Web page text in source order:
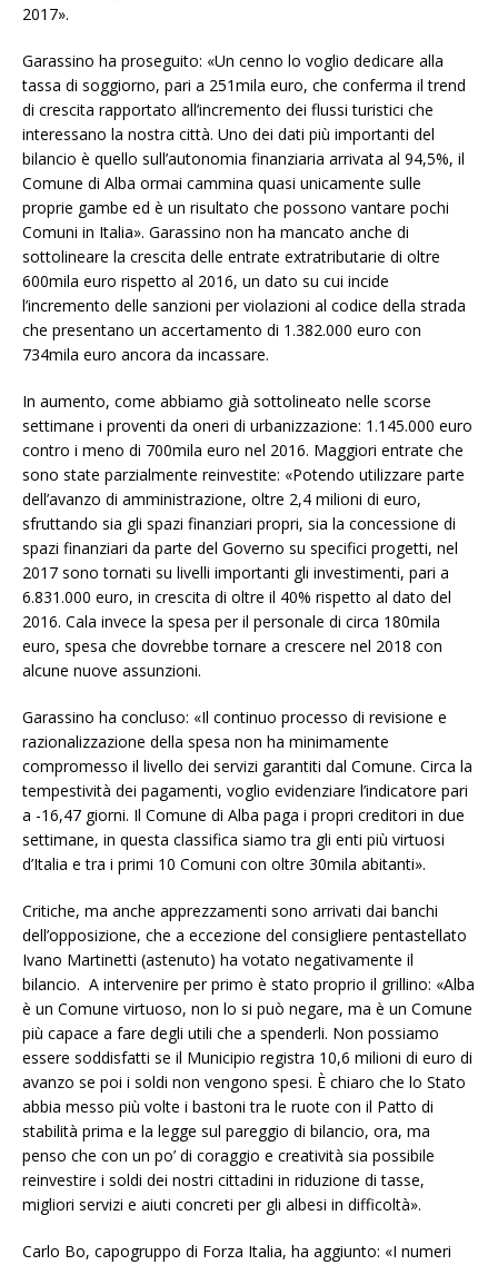
2017».
Garassino ha proseguito: «Un cenno lo voglio dedicare alla
tassa di soggiorno, pari a 251mila euro, che conferma il trend
di crescita rapportato all’incremento dei flussi turistici che
interessano la nostra città. Uno dei dati più importanti del
bilancio è quello sull’autonomia finanziaria arrivata al 94,5%, il
Comune di Alba ormai cammina quasi unicamente sulle
proprie gambe ed è un risultato che possono vantare pochi
Comuni in Italia». Garassino non ha mancato anche di
sottolineare la crescita delle entrate extratributarie di oltre
600mila euro rispetto al 2016, un dato su cui incide
l’incremento delle sanzioni per violazioni al codice della strada
che presentano un accertamento di 1.382.000 euro con
734mila euro ancora da incassare.
In aumento, come abbiamo già sottolineato nelle scorse
settimane i proventi da oneri di urbanizzazione: 1.145.000 euro
contro i meno di 700mila euro nel 2016. Maggiori entrate che
sono state parzialmente reinvestite: «Potendo utilizzare parte
dell’avanzo di amministrazione, oltre 2,4 milioni di euro,
sfruttando sia gli spazi finanziari propri, sia la concessione di
spazi finanziari da parte del Governo su specifici progetti, nel
2017 sono tornati su livelli importanti gli investimenti, pari a
6.831.000 euro, in crescita di oltre il 40% rispetto al dato del
2016. Cala invece la spesa per il personale di circa 180mila
euro, spesa che dovrebbe tornare a crescere nel 2018 con
alcune nuove assunzioni.
Garassino ha concluso: «Il continuo processo di revisione e
razionalizzazione della spesa non ha minimamente
compromesso il livello dei servizi garantiti dal Comune. Circa la
tempestività dei pagamenti, voglio evidenziare l’indicatore pari
a -16,47 giorni. Il Comune di Alba paga i propri creditori in due
settimane, in questa classifica siamo tra gli enti più virtuosi
d’Italia e tra i primi 10 Comuni con oltre 30mila abitanti».
Critiche, ma anche apprezzamenti sono arrivati dai banchi
dell’opposizione, che a eccezione del consigliere pentastellato
Ivano Martinetti (astenuto) ha votato negativamente il
bilancio. A intervenire per primo è stato proprio il grillino: «Alba
è un Comune virtuoso, non lo si può negare, ma è un Comune
più capace a fare degli utili che a spenderli. Non possiamo
essere soddisfatti se il Municipio registra 10,6 milioni di euro di
avanzo se poi i soldi non vengono spesi. È chiaro che lo Stato
abbia messo più volte i bastoni tra le ruote con il Patto di
stabilità prima e la legge sul pareggio di bilancio, ora, ma
penso che con un po’ di coraggio e creatività sia possibile
reinvestire i soldi dei nostri cittadini in riduzione di tasse,
migliori servizi e aiuti concreti per gli albesi in difficoltà».
Carlo Bo, capogruppo di Forza Italia, ha aggiunto: «I numeri